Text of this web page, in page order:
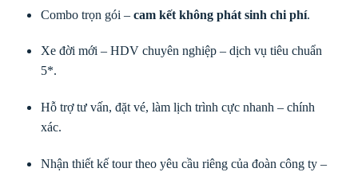
Combo trọn gói – cam kết không phát sinh chi phí.
Xe đời mới – HDV chuyên nghiệp – dịch vụ tiêu chuẩn
5*.
Hỗ trợ tư vấn, đặt vé, làm lịch trình cực nhanh – chính
xác.
Nhận thiết kế tour theo yêu cầu riêng của đoàn công ty –